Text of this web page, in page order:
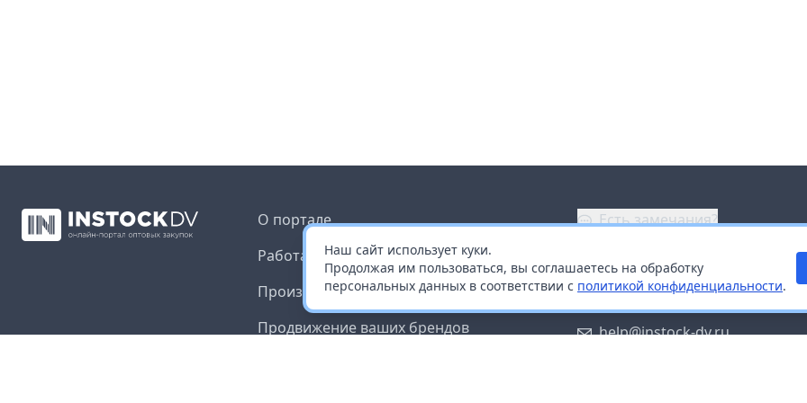
Наш сайт использует куки.
Продолжая им пользоваться, вы соглашаетесь на обработку
персональных данных в соответствии с политикой конфиденциальности.
О портале
Работа с платформой
Производителям и дистрибьюторам
Продвижение ваших брендов
Есть замечания?
Заказать звонок
help@instock-dv.ru